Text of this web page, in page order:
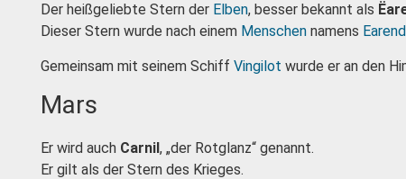
Der heißgeliebte Stern der Elben, besser bekannt als
Dieser Stern wurde nach einem Menschen namens
Gemeinsam mit seinem Schiff Vingilot wurde er an den
Mars
Er wird auch Carnil, „der Rotglanz“ genannt.
Er gilt als der Stern des Krieges.